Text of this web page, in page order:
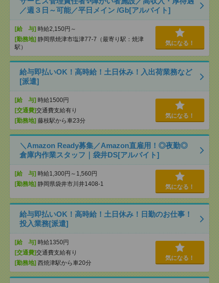
／週３日～可能／平日メイン /Gb[アルバイト]
[給 与] 時給2,150円～
[勤務地] 静岡県焼津市塩津77-7（最寄り駅：焼津
駅）
気になる！
給与即払いOK！高時給！土日休み！入出荷業務など
[派遣]
[給 与] 時給1500円
[交通費]交通費支給有り
[勤務地] 藤枝駅から車23分
気になる！
＼Amazon Ready募集／Amazon直雇用！◎夜勤◎
倉庫内作業スタッフ｜袋井DS[アルバイト]
[給 与] 時給1,300円～1,560円
[勤務地] 静岡県袋井市川井1408-1 気になる！
給与即払いOK！高時給！土日休み！日勤のお仕事！
投入業務[派遣]
[給 与] 時給1350円
[交通費]交通費支給有り
[勤務地] 西焼津駅から車20分
気になる！